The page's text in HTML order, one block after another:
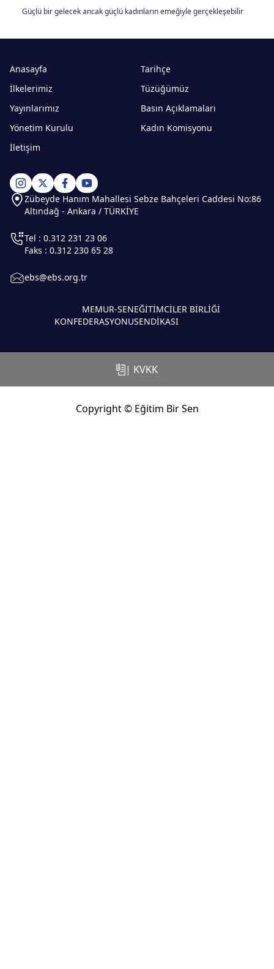
Güçlü bir gelecek ancak güçlü kadınların emeğiyle gerçekleşebilir
Anasayfa
Tarihçe
İlkelerimiz
Tüzüğümüz
Yayınlarımız
Basın Açıklamaları
Yönetim Kurulu
Kadın Komisyonu
İletişim
MEMUR-SEN
KONFEDERASYONU
EĞİTİMCİLER BİRLİĞİ
SENDİKASI
Zübeyde Hanım Mahallesi Sebze Bahçeleri Caddesi No:86
Altındağ - Ankara / TÜRKİYE
Tel : 0.312 231 23 06
Faks : 0.312 230 65 28
ebs@ebs.org.tr
Copyright © Eğitim Bir Sen
| KVKK